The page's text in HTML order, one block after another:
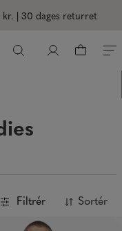
| 30 dages returret
Filtrér Sortér